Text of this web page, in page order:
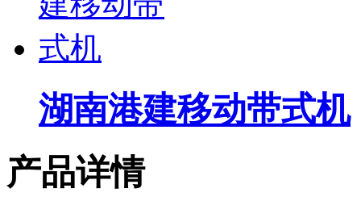
湖南港建移动带式机
产品详情